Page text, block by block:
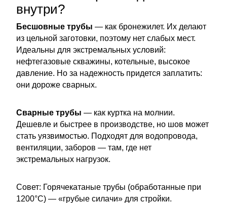
внутри?
Бесшовные трубы — как бронежилет. Их делают
из цельной заготовки, поэтому нет слабых мест.
Идеальны для экстремальных условий:
нефтегазовые скважины, котельные, высокое
давление. Но за надежность придется заплатить:
они дороже сварных.
Сварные трубы — как куртка на молнии.
Дешевле и быстрее в производстве, но шов может
стать уязвимостью. Подходят для водопровода,
вентиляции, заборов — там, где нет
экстремальных нагрузок.
Совет: Горячекатаные трубы (обработанные при
1200°C) — «грубые силачи» для стройки.